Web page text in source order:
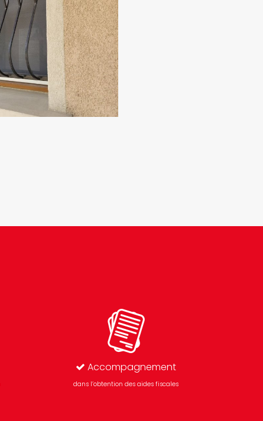
Accompagnement
dans l’obtention des aides fiscales